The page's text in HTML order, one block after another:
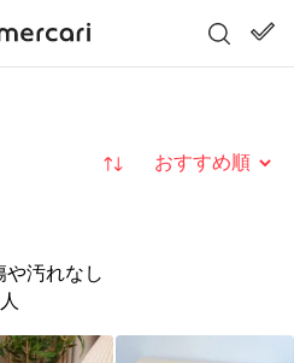
並び替え
や汚れなし